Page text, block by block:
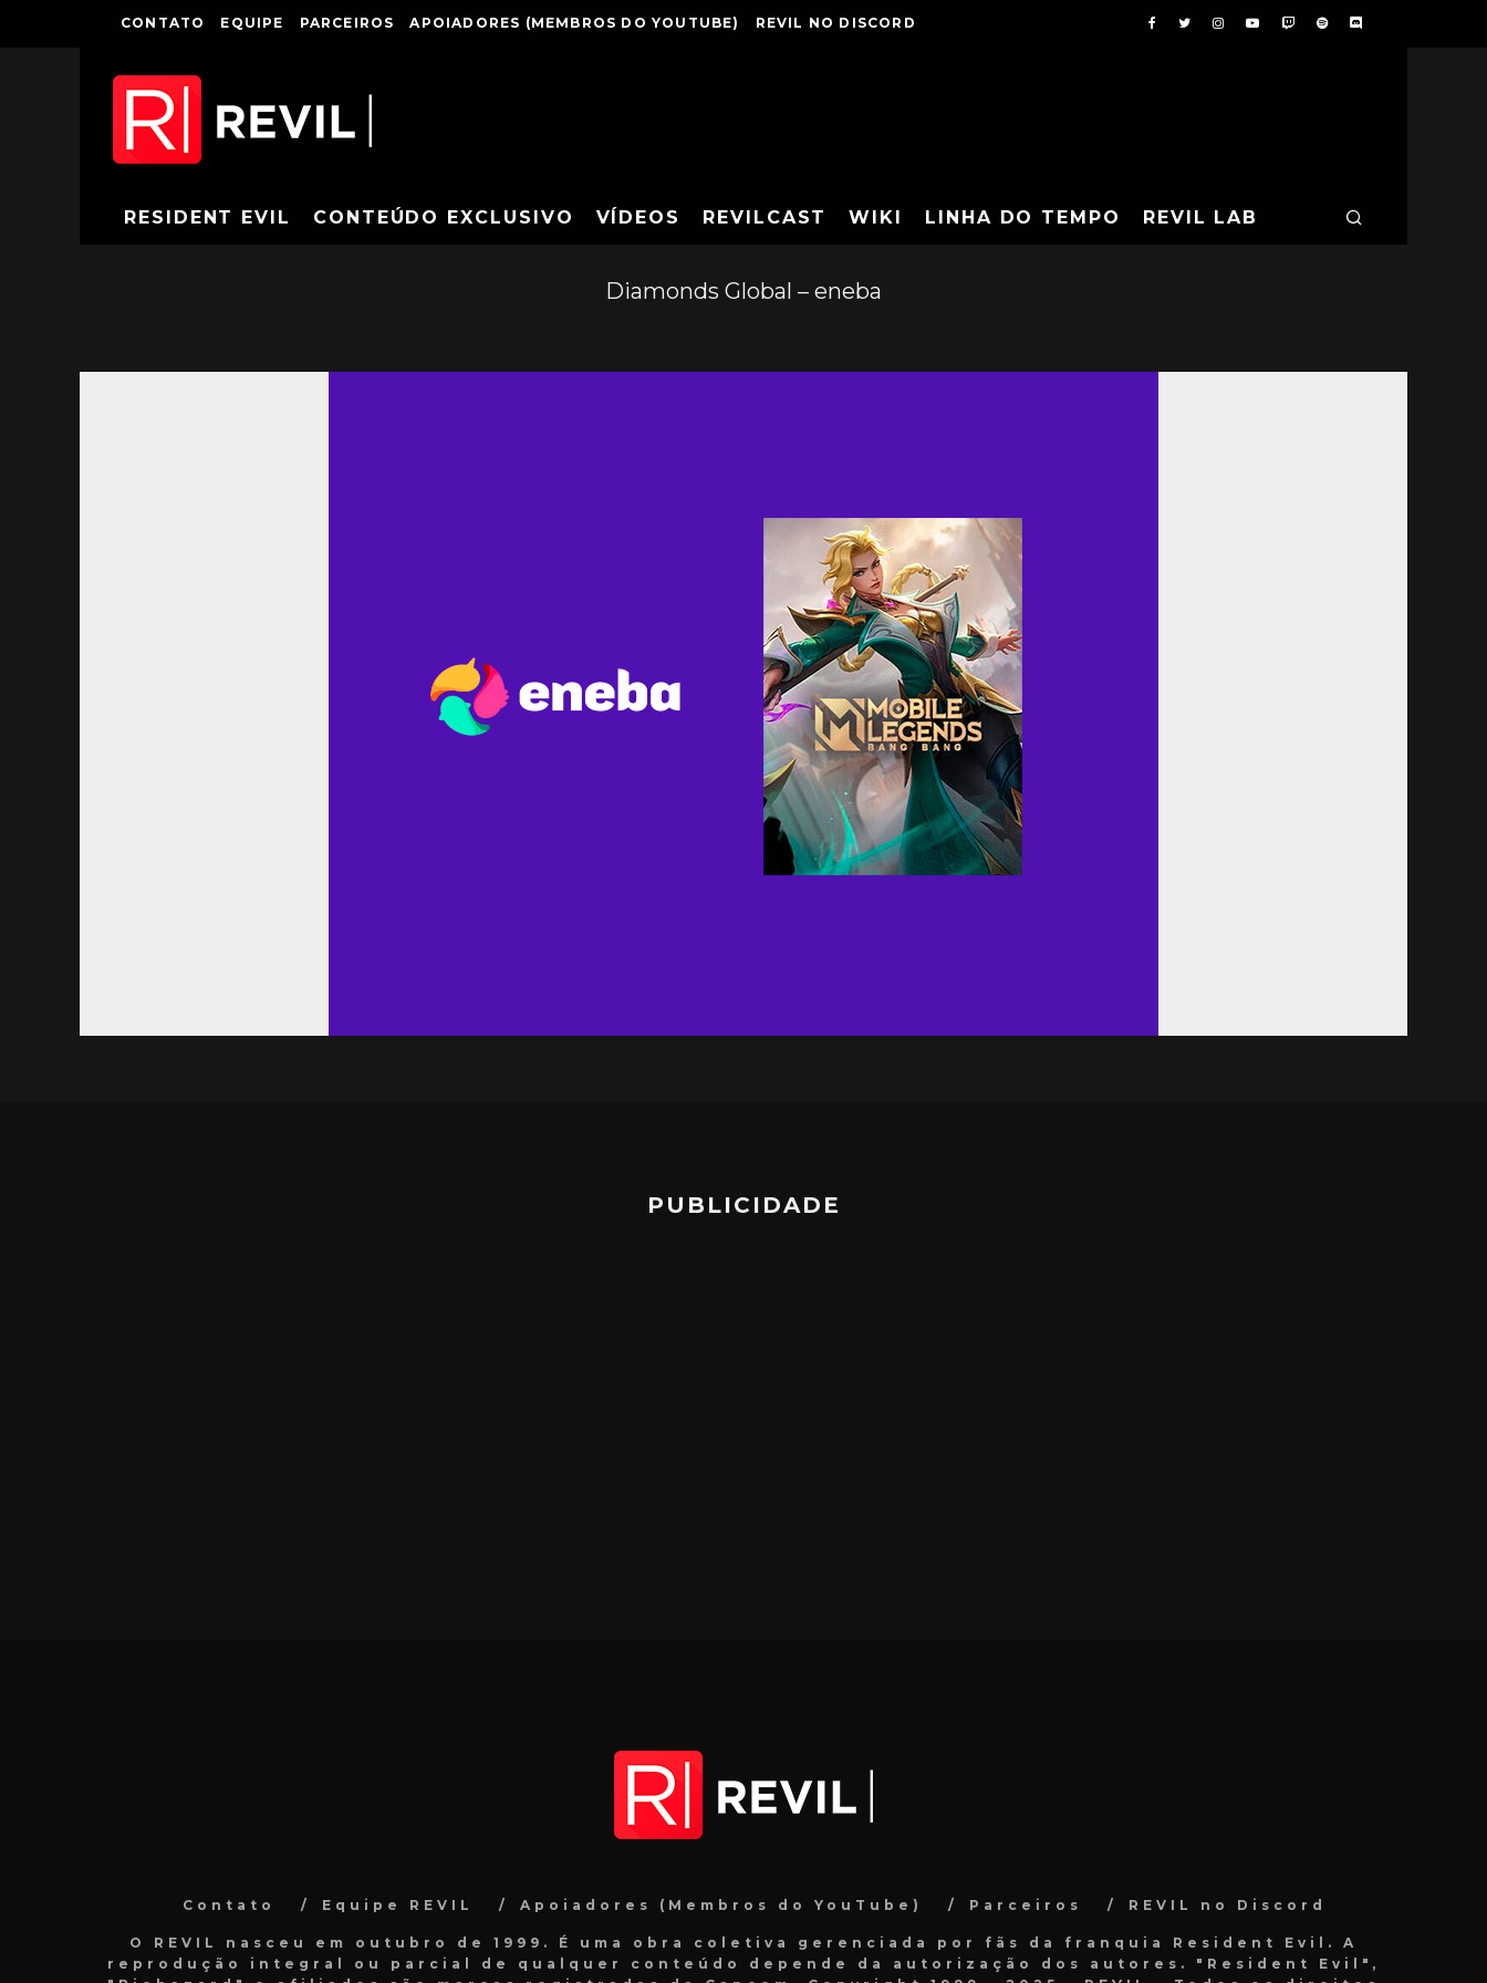
CONTATO EQUIPE PARCEIROS APOIADORES (MEMBROS DO YOUTUBE) REVIL NO DISCORD
RESIDENT EVIL CONTEÚDO EXCLUSIVO VÍDEOS REVILCAST WIKI LINHA DO TEMPO REVIL LAB
Diamonds Global – eneba
PUBLICIDADE
Contato Equipe REVIL Apoiadores (Membros do YouTube) Parceiros REVIL no Discord
O REVIL nasceu em outubro de 1999. É uma obra coletiva gerenciada por fãs da franquia Resident Evil. A
reprodução integral ou parcial de qualquer conteúdo depende da autorização dos autores. "Resident Evil",